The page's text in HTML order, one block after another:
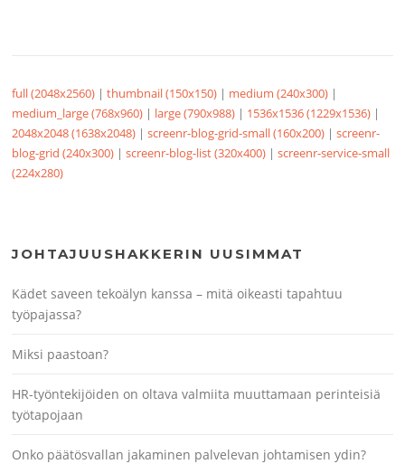
full (2048x2560) |thumbnail (150x150) | medium (240x300) |
medium_large (768x960) | large (790x988) | 1536x1536 (1229x1536) |
2048x2048 (1638x2048) |screenr-blog-grid-small (160x200) |screenr-
blog-grid (240x300) |screenr-blog-list (320x400) |screenr-service-small
(224x280)
JOHTAJUUSHAKKERIN UUSIMMAT
Kädet saveen tekoälyn kanssa – mitä oikeasti tapahtuu
työpajassa?
Miksi paastoan?
HR-työntekijöiden on oltava valmiita muuttamaan perinteisiä
työtapojaan
Onko päätösvallan jakaminen palvelevan johtamisen ydin?